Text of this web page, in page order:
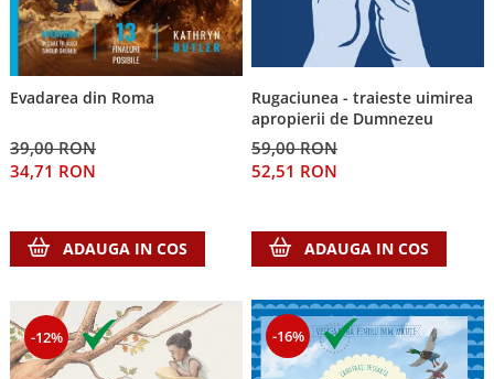
Evadarea din Roma
39,00 RON
34,71 RON
ADAUGA IN COS
Rugaciunea - traieste uimirea
apropierii de Dumnezeu
59,00 RON
52,51 RON
ADAUGA IN COS
-12% -16%